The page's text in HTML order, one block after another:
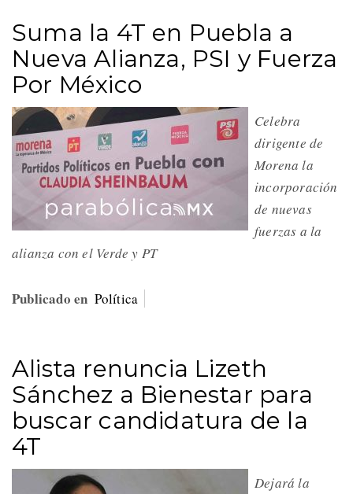
Suma la 4T en Puebla a
Nueva Alianza, PSI y Fuerza
Por México
Celebra
dirigente de
Morena la
incorporación
de nuevas
fuerzas a la
alianza con el Verde y PT
Publicado en Política
Alista renuncia Lizeth
Sánchez a Bienestar para
buscar candidatura de la
4T
Dejará la